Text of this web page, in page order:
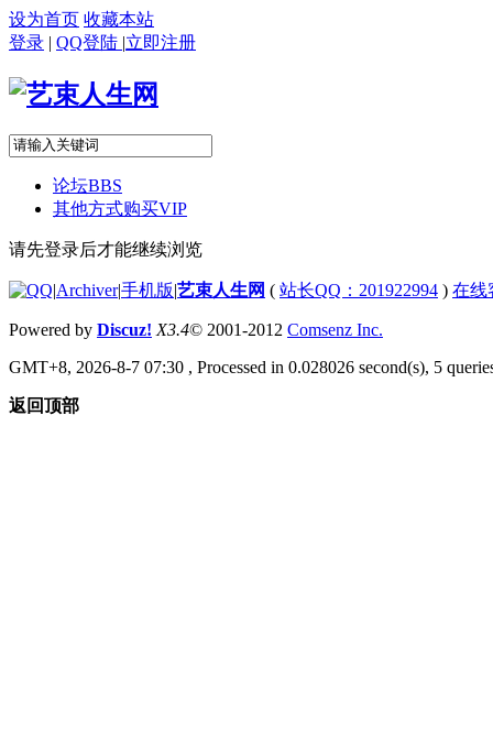
设为首页 收藏本站
登录 | QQ登陆 |立即注册
论坛BBS
其他方式购买VIP
请先登录后才能继续浏览
|Archiver|手机版|艺束人生网 ( 站长QQ：201922994 ) 在线
Powered by Discuz! X3.4© 2001-2012 Comsenz Inc.
GMT+8, 2026-8-7 07:30 , Processed in 0.028026 second(s), 5
返回顶部